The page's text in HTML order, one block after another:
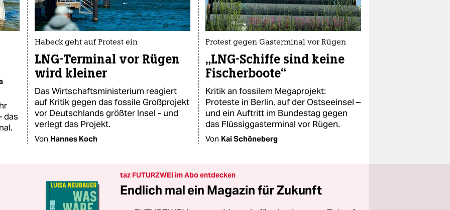
das
Habeck geht auf Protest ein
LNG-Terminal vor Rügen
wird kleiner
Das Wirtschaftsministerium reagiert
auf Kritik gegen das fossile Großprojekt
vor Deutschlands größter Insel - und
verlegt das Projekt.
Von Hannes Koch
Protest gegen Gasterminal vor Rügen
„LNG-Schiffe sind keine
Fischerboote“
Kritik an fossilem Megaprojekt:
Proteste in Berlin, auf der Ostseeinsel –
und ein Auftritt im Bundestag gegen
das Flüssiggasterminal vor Rügen.
Von Kai Schöneberg
taz FUTURZWEI im Abo entdecken
Endlich mal ein Magazin für Zukunft